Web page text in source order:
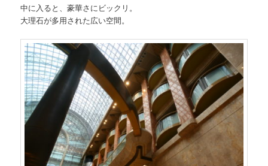
中に入ると、豪華さにビックリ。
大理石が多用された広い空間。